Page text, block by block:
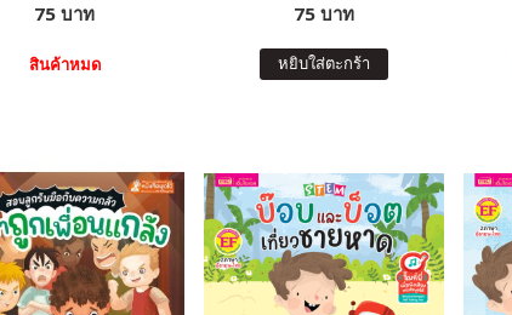
75 บาท
สินค้าหมด
75 บาท
หยิบใส่ตะกร้า